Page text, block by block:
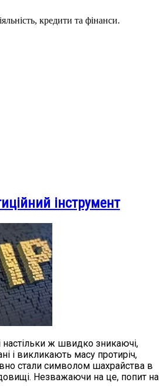
кредити та фінанси.
інструмент
ж швидко зникаючі,
і викликають масу протиріч,
стали символом шахрайства в
Незважаючи на це, попит на